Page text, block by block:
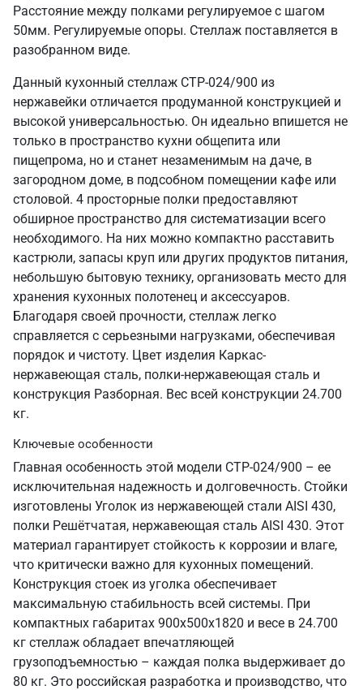
Расстояние между полками регулируемое с шагом
50мм. Регулируемые опоры. Стеллаж поставляется в
разобранном виде.
Данный кухонный стеллаж СТР-024/900 из
нержавейки отличается продуманной конструкцией и
высокой универсальностью. Он идеально впишется не
только в пространство кухни общепита или
пищепрома, но и станет незаменимым на даче, в
загородном доме, в подсобном помещении кафе или
столовой. 4 просторные полки предоставляют
обширное пространство для систематизации всего
необходимого. На них можно компактно расставить
кастрюли, запасы круп или других продуктов питания,
небольшую бытовую технику, организовать место для
хранения кухонных полотенец и аксессуаров.
Благодаря своей прочности, стеллаж легко
справляется с серьезными нагрузками, обеспечивая
порядок и чистоту. Цвет изделия Каркас-
нержавеющая сталь, полки-нержавеющая сталь и
конструкция Разборная. Вес всей конструкции 24.700
кг.
Ключевые особенности
Главная особенность этой модели СТР-024/900 – ее
исключительная надежность и долговечность. Стойки
изготовлены Уголок из нержавеющей стали AISI 430,
полки Решётчатая, нержавеющая сталь AISI 430. Этот
материал гарантирует стойкость к коррозии и влаге,
что критически важно для кухонных помещений.
Конструкция стоек из уголка обеспечивает
максимальную стабильность всей системы. При
компактных габаритах 900х500х1820 и весе в 24.700
кг стеллаж обладает впечатляющей
грузоподъемностью – каждая полка выдерживает до
80 кг. Это российская разработка и производство, что